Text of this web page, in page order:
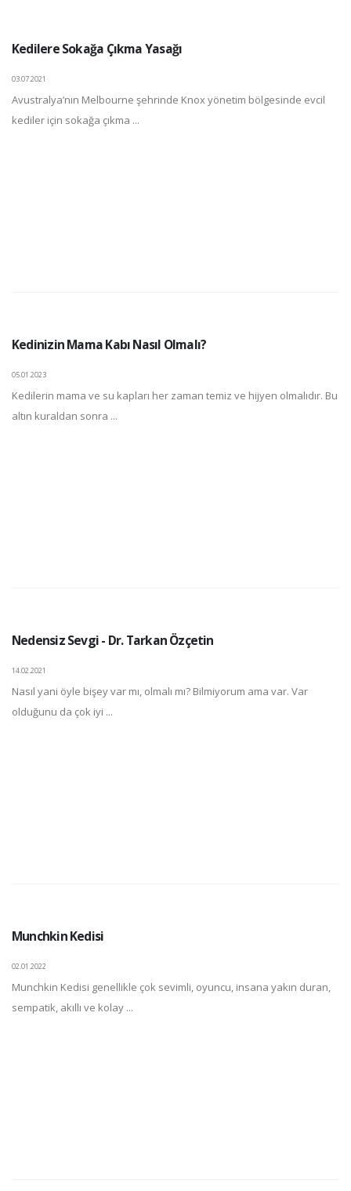
Kedilere Sokağa Çıkma Yasağı
03.07.2021
Avustralya’nın Melbourne şehrinde Knox yönetim bölgesinde evcil
kediler için sokağa çıkma ...
Kedinizin Mama Kabı Nasıl Olmalı?
05.01.2023
Kedilerin mama ve su kapları her zaman temiz ve hijyen olmalıdır. Bu
altın kuraldan sonra ...
Nedensiz Sevgi - Dr. Tarkan Özçetin
14.02.2021
Nasıl yani öyle bişey var mı, olmalı mı? Bilmiyorum ama var. Var
olduğunu da çok iyi ...
Munchkin Kedisi
02.01.2022
Munchkin Kedisi genellikle çok sevimli, oyuncu, insana yakın duran,
sempatik, akıllı ve kolay ...